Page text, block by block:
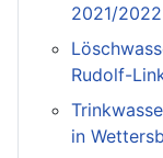
2021/2022
Rudolf-
in